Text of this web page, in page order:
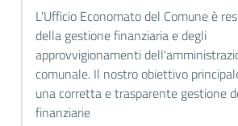
L'Ufficio Economato del Comune è
della gestione finanziaria e degli
approvvigionamenti
comunale. Il nostro obiettivo
una corretta e trasparente gestione
finanziarie